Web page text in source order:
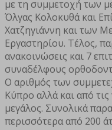
με τη συμμετοχή των
Όλγας Κολοκυθά και
Χατζηγιάννη και των
Εργαστηρίου. Τέλος,
ανακοινώσεις και 7
συναδέλφους
Ο αριθμός των
Κύπρο αλλά και από
μεγάλος. Συνολικά
περισσότερα από 200